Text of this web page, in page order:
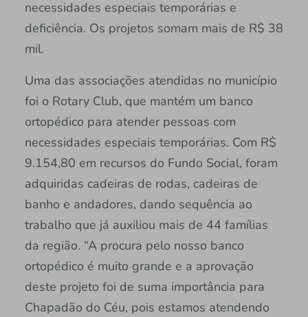
necessidades especiais temporárias e
deficiência. Os projetos somam mais de R$ 38
mil.
Uma das associações atendidas no município
foi o Rotary Club, que mantém um banco
ortopédico para atender pessoas com
necessidades especiais temporárias. Com R$
9.154,80 em recursos do Fundo Social, foram
adquiridas cadeiras de rodas, cadeiras de
banho e andadores, dando sequência ao
trabalho que já auxiliou mais de 44 famílias
da região. “A procura pelo nosso banco
ortopédico é muito grande e a aprovação
deste projeto foi de suma importância para
Chapadão do Céu, pois estamos atendendo